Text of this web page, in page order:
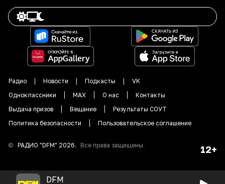
Радио Новости Подкасты
VK
Одноклассники
MAX О нас
Контакты
Выдача призов
Вещание
Результаты СОУТ
Политика безопасности
Пользовательское соглашение
© РАДИО "DFM" 2026. Все права защищены. 12+
DFM